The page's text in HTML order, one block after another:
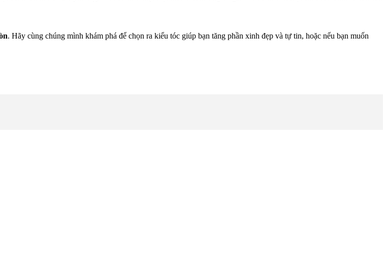
. Hãy cùng chúng mình khám phá để chọn ra kiểu tóc giúp bạn tăng phần xinh đẹp và tự tin, hoặc nếu bạn muốn